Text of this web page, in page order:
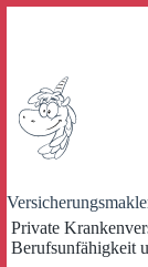
Private
Berufsunfähigkeit